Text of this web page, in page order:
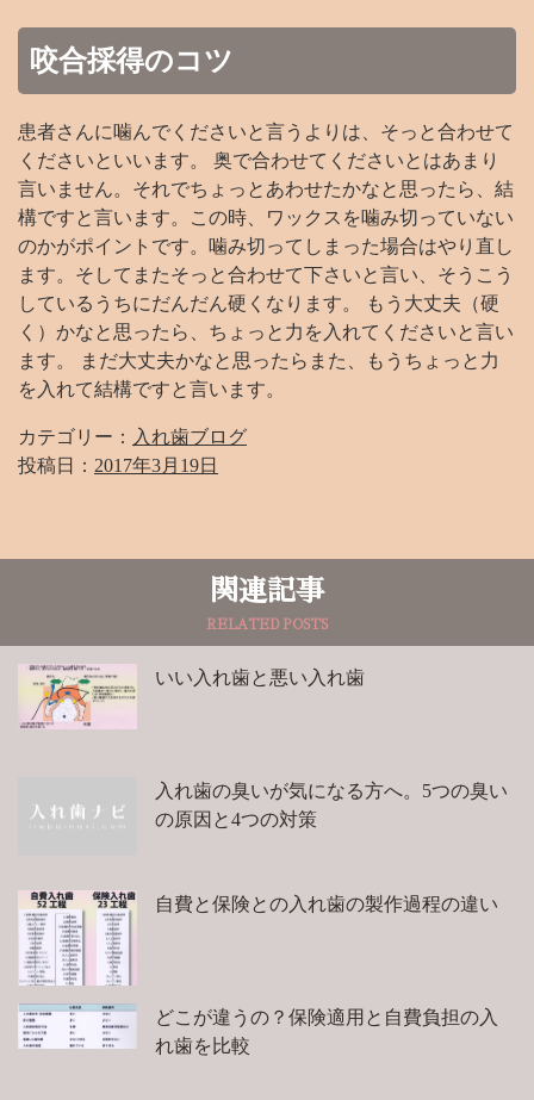
咬合採得のコツ
患者さんに噛んでくださいと言うよりは、そっと合わせて
くださいといいます。 奥で合わせてくださいとはあまり
言いません。それでちょっとあわせたかなと思ったら、結
構ですと言います。この時、ワックスを噛み切っていない
のかがポイントです。噛み切ってしまった場合はやり直し
ます。そしてまたそっと合わせて下さいと言い、そうこう
しているうちにだんだん硬くなります。 もう大丈夫（硬
く）かなと思ったら、ちょっと力を入れてくださいと言い
ます。 まだ大丈夫かなと思ったらまた、もうちょっと力
を入れて結構ですと言います。
カテゴリー： 入れ歯ブログ
投稿日： 2017年3月19日
関連記事
RELATED POSTS
いい入れ歯と悪い入れ歯
入れ歯の臭いが気になる方へ。5つの臭い
の原因と4つの対策
自費と保険との入れ歯の製作過程の違い
どこが違うの？保険適用と自費負担の入
れ歯を比較